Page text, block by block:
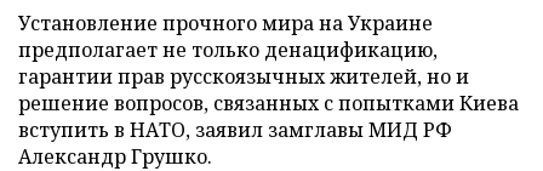
Установление прочного мира на Украине
предполагает не только денацификацию,
гарантии прав русскоязычных жителей, но и
решение вопросов, связанных с попытками Киева
вступить в НАТО, заявил замглавы МИД РФ
Александр Грушко.